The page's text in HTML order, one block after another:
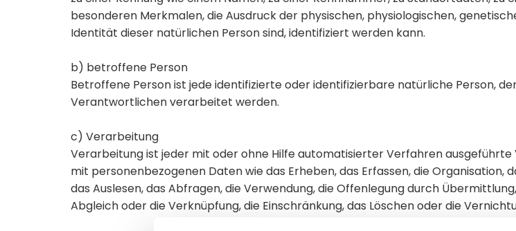
besonderen Merkmalen, die Ausdruck der physischen, physiologischen,
Identität dieser natürlichen Person sind, identifiziert werden kann.
b) betroffene Person
Betroffene Person ist jede identifizierte oder identifizierbare natürliche Person,
Verantwortlichen verarbeitet werden.
c) Verarbeitung
Verarbeitung ist jeder mit oder ohne Hilfe automatisierter Verfahren
mit personenbezogenen Daten wie das Erheben, das Erfassen, die Organisation,
das Auslesen, das Abfragen, die Verwendung, die Offenlegung durch
Abgleich oder die Verknüpfung, die Einschränkung, das Löschen oder die